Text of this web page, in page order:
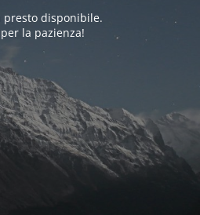
presto disponibile.
la pazienza!